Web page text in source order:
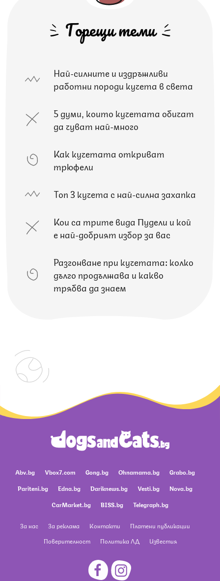
Горещи теми
Най-силните и издръжливи
работни породи кучета в света
5 думи, които кучетата обичат
да чуват най-много
Как кучетата откриват
трюфели
Топ 3 кучета с най-силна захапка
Кои са трите вида Пудели и кой
е най-добрият избор за вас
Разгонване при кучетата: колко
дълго продължава и какво
трябва да знаем
Abv.bg Vbox7.com Gong.bg Ohnamama.bg
Grabo.bg
Pariteni.bg
Edna.bg Dariknews.bg Vesti.bg
Nova.bg
CarMarket.bg
BISS.bg Telegraph.bg
За нас За реклама Контакти
Платени публикации
Поверителност
Политика ЛД Известия